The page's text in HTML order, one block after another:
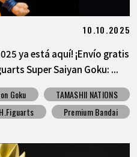
10.10.2025
ya está aquí! ¡Envío gratis
Super Saiyan Goku: ...
Goku
TAMASHII NATIONS
Premium Bandai